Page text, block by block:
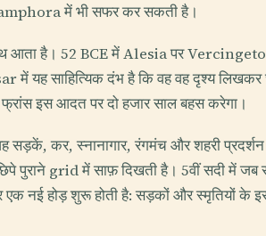
amphora में भी सफर कर सकती है।
आता है। 52 BCE में Alesia पर
में यह साहित्यिक दंभ है कि वह वह दृश्य लिखकर
इस आदत पर दो हजार साल बहस करेगा।
सड़कें, कर, स्नानागार, रंगमंच और शहरी
grid में साफ़ दिखती है। 5वीं सदी में जब
नई होड़ शुरू होती है: सड़कों और स्मृतियों के